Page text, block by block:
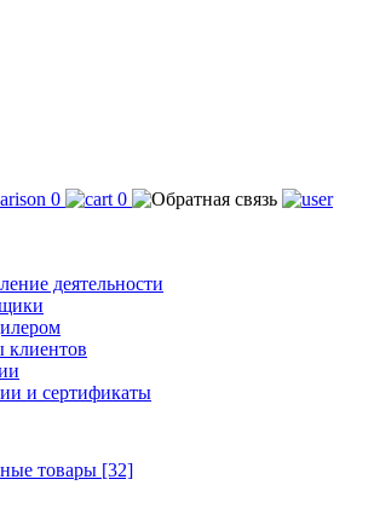
0 0
деятельности
и сертификаты
товары [32]